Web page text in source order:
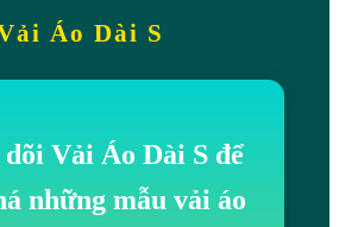
Áo Dài S
Vải Áo Dài S để
những mẫu vải áo